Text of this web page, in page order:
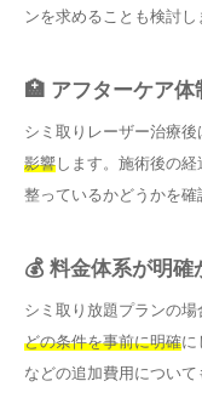
ンを求めることも検討し
🏥 アフターケア
シミ取りレーザー治療後
影響 します。施術後の
整っているかどうかを確
💰 料金体系が明確
シミ取り放題プランの場
どの条件を事前に明確に
などの追加費用について